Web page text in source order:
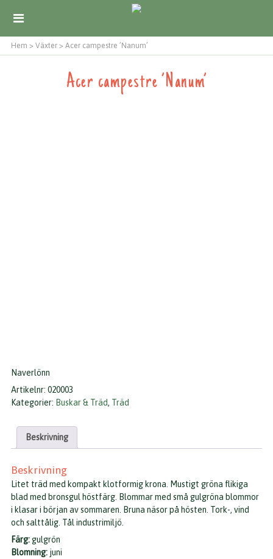
Hem > Växter > Acer campestre ’Nanum’
Acer campestre ’Nanum’
Naverlönn
Artikelnr: 020003
Kategorier: Buskar & Träd, Träd
Beskrivning
Beskrivning
Litet träd med kompakt klotformig krona. Mustigt gröna flikiga
blad med bronsgul höstfärg. Blommar med små gulgröna blommor
i klasar i början av sommaren. Bruna näsor på hösten. Tork-, vind
och salttålig. Tål industrimiljö.
Färg:gulgrön
Blomning: juni